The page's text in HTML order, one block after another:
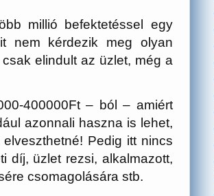
millió befektetéssel egy
nem kérdezik meg olyan
elindult az üzlet, még a
400000Ft – ból – amiért
azonnali haszna is lehet,
Pedig itt nincs
díj, üzlet rezsi, alkalmazott,
csomagolására stb.